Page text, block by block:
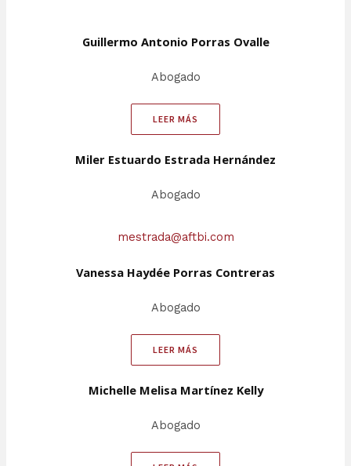
Guillermo Antonio Porras Ovalle
Abogado
LEER MÁS
Miler Estuardo Estrada Hernández
Abogado
mestrada@aftbi.com
Vanessa Haydée Porras Contreras
Abogado
LEER MÁS
Michelle Melisa Martínez Kelly
Abogado